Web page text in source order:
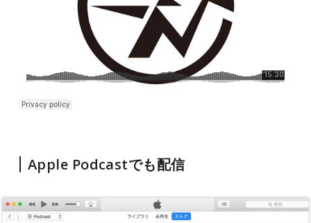
Apple Podcastでも配信